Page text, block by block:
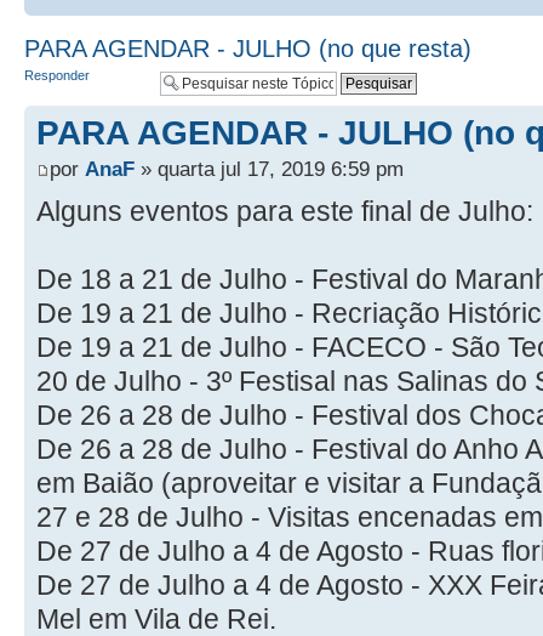
PARA AGENDAR - JULHO (no que resta)
Responder
PARA AGENDAR - JULHO (no
por AnaF » quarta jul 17, 2019 6:59 pm
Alguns eventos para este final de Julho:
De 18 a 21 de Julho - Festival do
De 19 a 21 de Julho - Recriação
De 19 a 21 de Julho - FACECO - São
20 de Julho - 3º Festisal nas Salinas do
De 26 a 28 de Julho - Festival dos
De 26 a 28 de Julho - Festival do Anho
em Baião (aproveitar e visitar a
27 e 28 de Julho - Visitas encenadas
De 27 de Julho a 4 de Agosto - Ruas
De 27 de Julho a 4 de Agosto - XXX
Mel em Vila de Rei.